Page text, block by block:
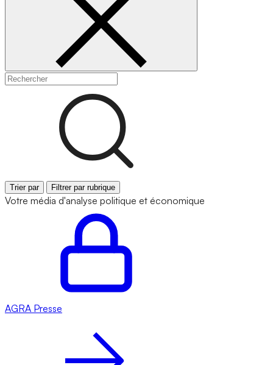
Trier par Filtrer par rubrique
Votre média d'analyse politique et économique
AGRA Presse